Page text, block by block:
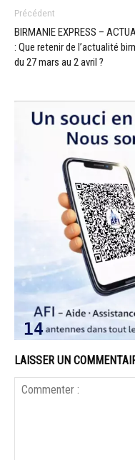
Précédent
BIRMANIE EXPRESS –
: Que retenir de l’actualité
du 27 mars au 2 avril ?
LAISSER UN